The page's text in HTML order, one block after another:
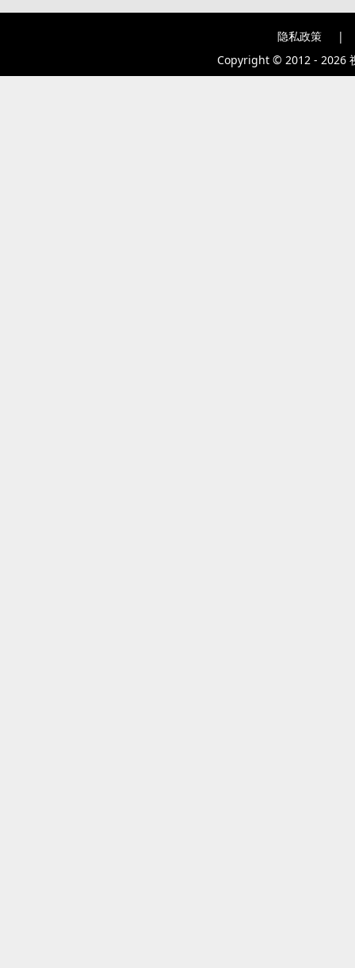
隐私政策
|
Copyright © 2012 - 2026